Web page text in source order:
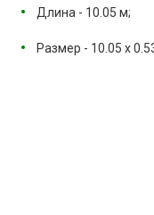
Длина - 10.05 м;
Размер - 10.05 х